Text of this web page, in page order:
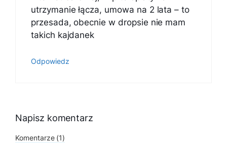
utrzymanie łącza, umowa na 2 lata – to
przesada, obecnie w dropsie nie mam
takich kajdanek
Odpowiedz
Napisz komentarz
Komentarze (1)